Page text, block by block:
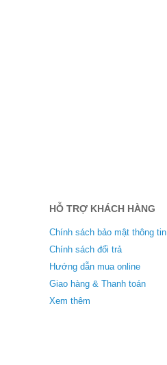
HỖ TRỢ KHÁCH HÀNG
Chính sách bảo mật thông tin
Chính sách đổi trả
Hướng dẫn mua online
Giao hàng & Thanh toán
Xem thêm